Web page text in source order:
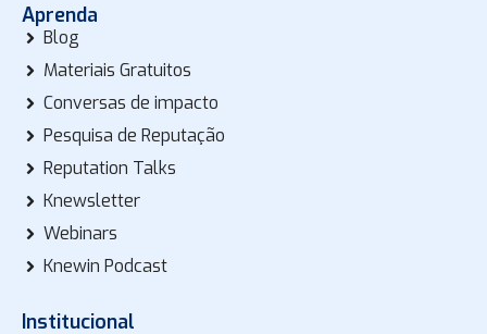
Aprenda
Blog
Materiais Gratuitos
Conversas de impacto
Pesquisa de Reputação
Reputation Talks
Knewsletter
Webinars
Knewin Podcast
Institucional